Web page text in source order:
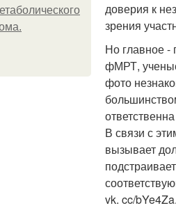
доверия к
зрения
Но главное
фМРТ,
фото
В связи с
вызывает
vk. cc/bYe4Za.